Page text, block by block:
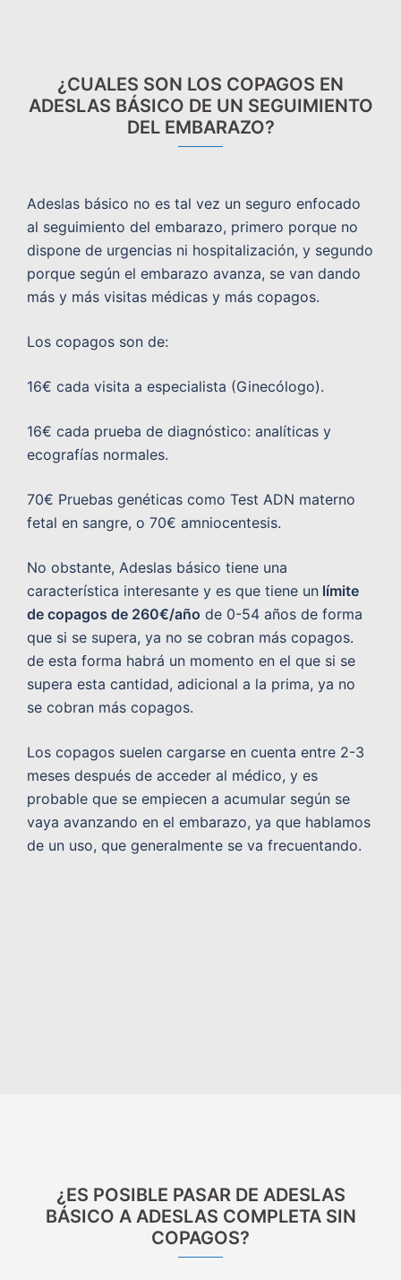
¿CUALES SON LOS COPAGOS EN
ADESLAS BÁSICO DE UN SEGUIMIENTO
DEL EMBARAZO?
Adeslas básico no es tal vez un seguro enfocado
al seguimiento del embarazo, primero porque no
dispone de urgencias ni hospitalización, y segundo
porque según el embarazo avanza, se van dando
más y más visitas médicas y más copagos.
Los copagos son de:
16€ cada visita a especialista (Ginecólogo).
16€ cada prueba de diagnóstico: analíticas y
ecografías normales.
70€ Pruebas genéticas como Test ADN materno
fetal en sangre, o 70€ amniocentesis.
No obstante, Adeslas básico tiene una
característica interesante y es que tiene un límite
de copagos de 260€/año de 0-54 años de forma
que si se supera, ya no se cobran más copagos.
de esta forma habrá un momento en el que si se
supera esta cantidad, adicional a la prima, ya no
se cobran más copagos.
Los copagos suelen cargarse en cuenta entre 2-3
meses después de acceder al médico, y es
probable que se empiecen a acumular según se
vaya avanzando en el embarazo, ya que hablamos
de un uso, que generalmente se va frecuentando.
¿ES POSIBLE PASAR DE ADESLAS
BÁSICO A ADESLAS COMPLETA SIN
COPAGOS?